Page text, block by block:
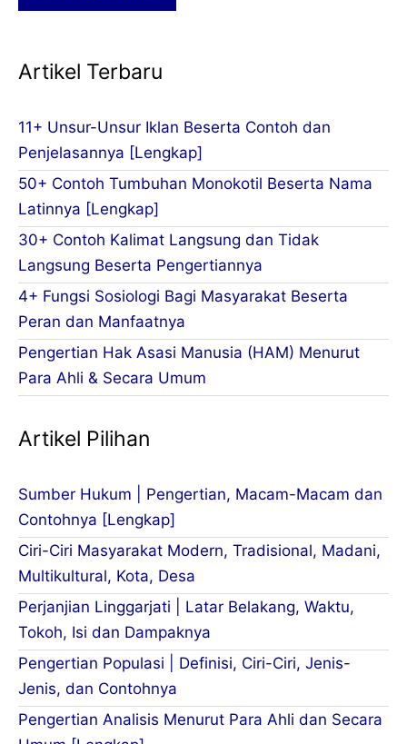
Artikel Terbaru
11+ Unsur-Unsur Iklan Beserta Contoh dan
Penjelasannya [Lengkap]
50+ Contoh Tumbuhan Monokotil Beserta Nama
Latinnya [Lengkap]
30+ Contoh Kalimat Langsung dan Tidak
Langsung Beserta Pengertiannya
4+ Fungsi Sosiologi Bagi Masyarakat Beserta
Peran dan Manfaatnya
Pengertian Hak Asasi Manusia (HAM) Menurut
Para Ahli & Secara Umum
Artikel Pilihan
Sumber Hukum | Pengertian, Macam-Macam dan
Contohnya [Lengkap]
Ciri-Ciri Masyarakat Modern, Tradisional, Madani,
Multikultural, Kota, Desa
Perjanjian Linggarjati | Latar Belakang, Waktu,
Tokoh, Isi dan Dampaknya
Pengertian Populasi | Definisi, Ciri-Ciri, Jenis-
Jenis, dan Contohnya
Pengertian Analisis Menurut Para Ahli dan Secara